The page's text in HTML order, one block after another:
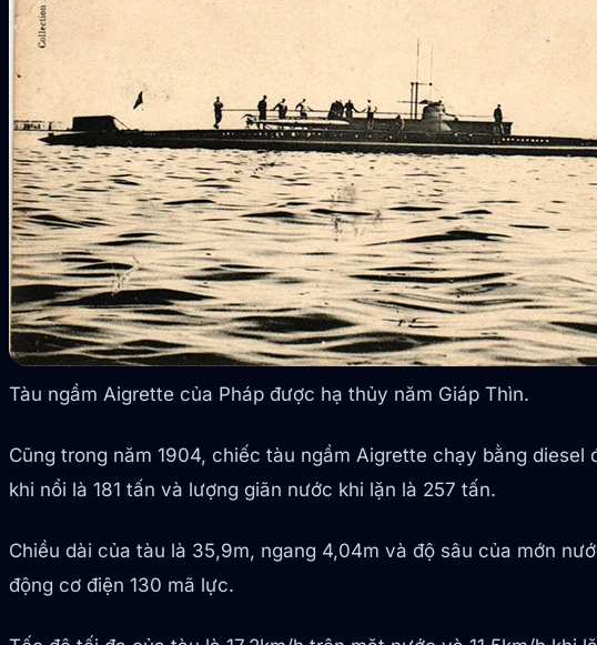
Tàu ngầm Aigrette của Pháp được hạ thủy năm Giáp Thìn.
Cũng trong năm 1904, chiếc tàu ngầm Aigrette chạy bằng
khi nổi là 181 tấn và lượng giãn nước khi lặn là 257 tấn.
Chiều dài của tàu là 35,9m, ngang 4,04m và độ sâu của mớn
động cơ điện 130 mã lực.